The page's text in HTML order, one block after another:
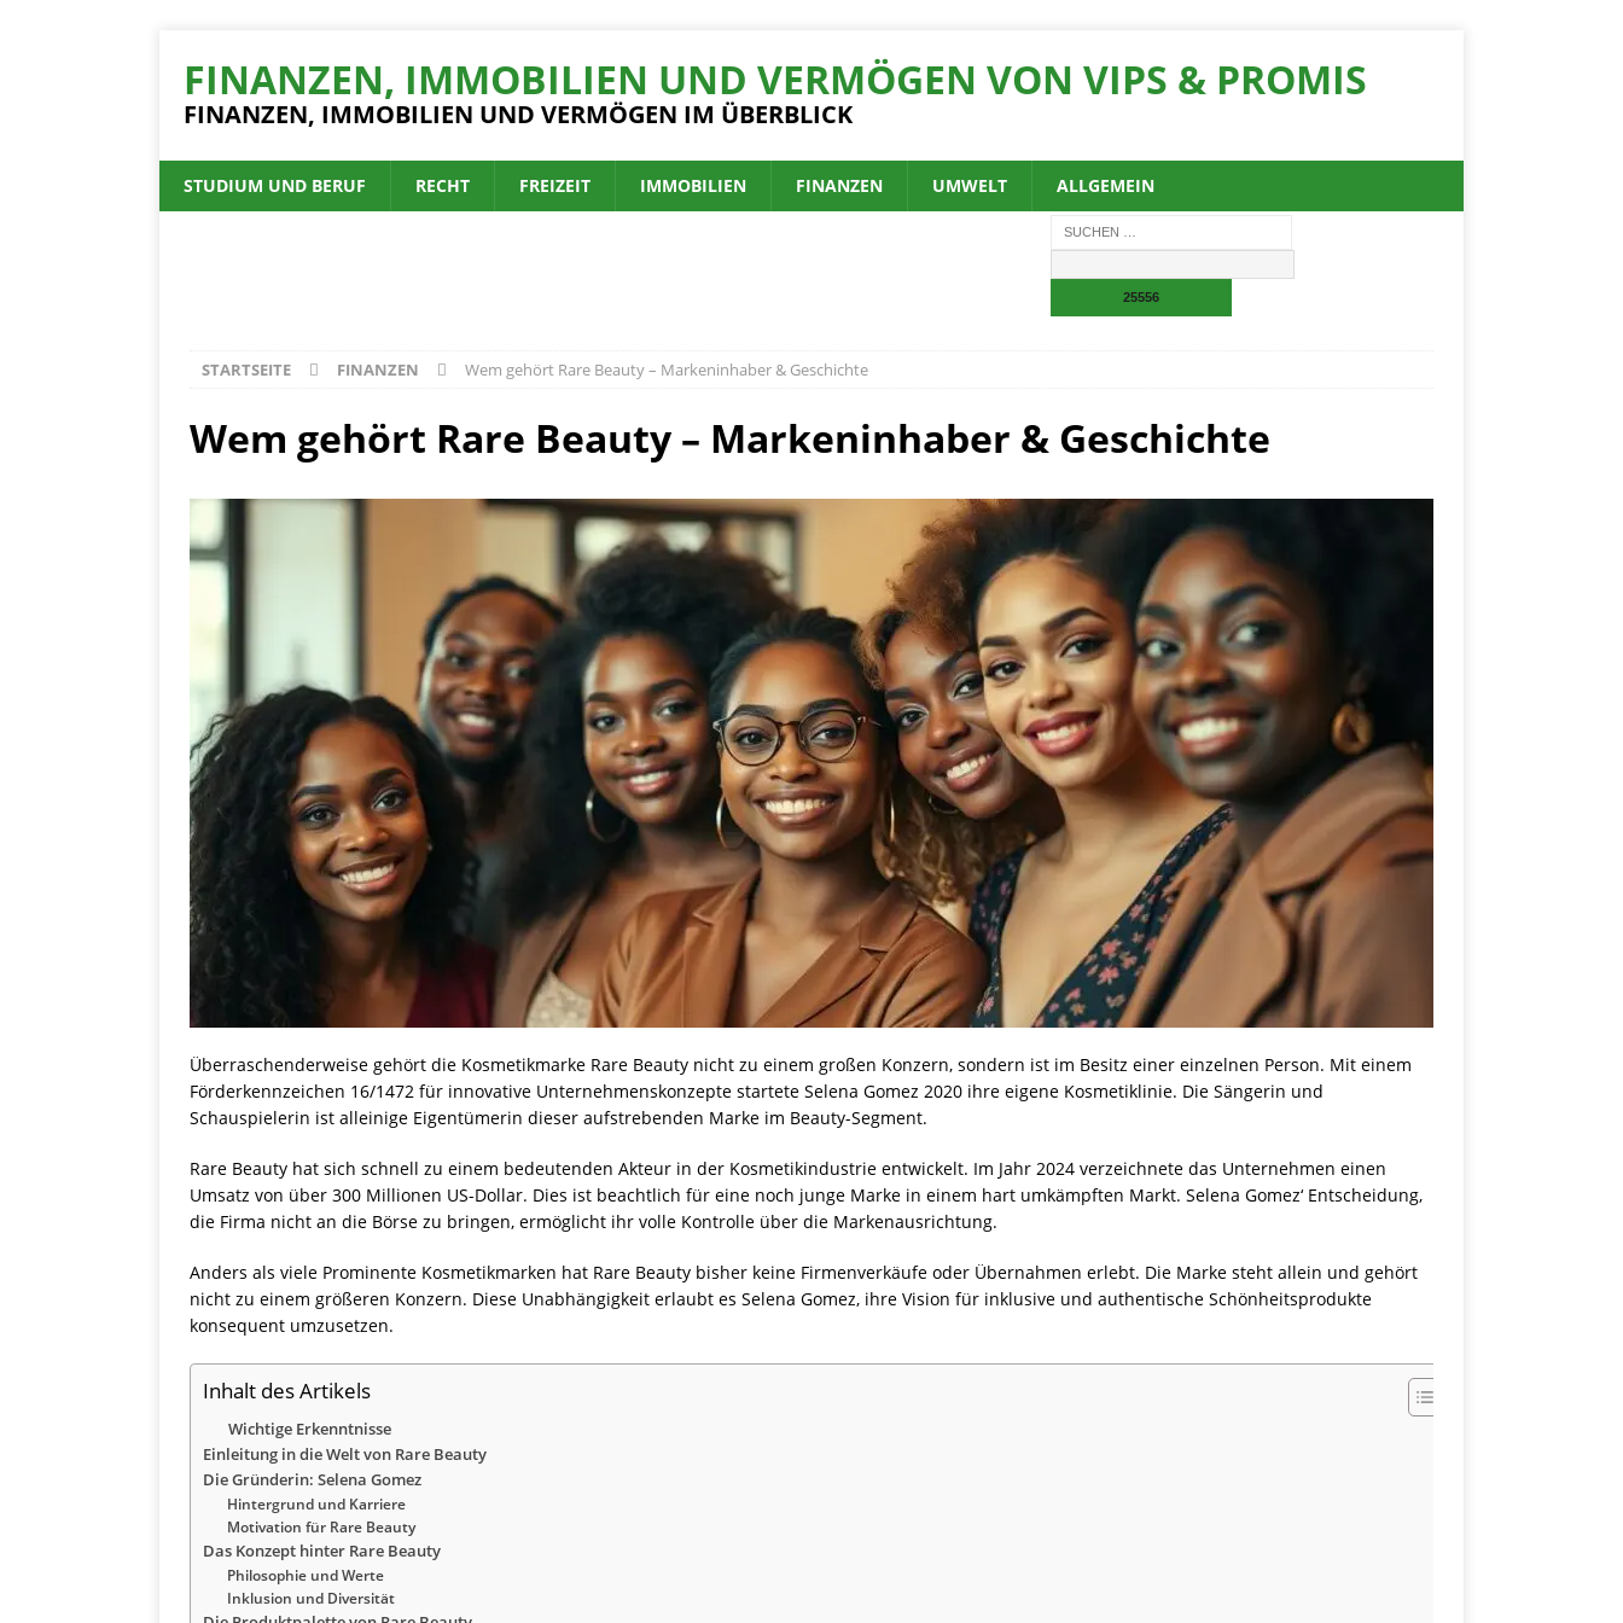
FINANZEN, IMMOBILIEN UND VERMÖGEN VON VIPS & PROMIS
FINANZEN, IMMOBILIEN UND VERMÖGEN IM ÜBERBLICK
STUDIUM UND BERUF RECHT FREIZEIT IMMOBILIEN FINANZEN UMWELT ALLGEMEIN
STARTSEITE FINANZEN Wem gehört Rare Beauty – Markeninhaber & Geschichte
Wem gehört Rare Beauty – Markeninhaber & Geschichte
Überraschenderweise gehört die Kosmetikmarke Rare Beauty nicht zu einem großen Konzern, sondern ist im Besitz einer einzelnen Person. Mit einem
Förderkennzeichen 16/1472 für innovative Unternehmenskonzepte startete Selena Gomez 2020 ihre eigene Kosmetiklinie. Die Sängerin und
Schauspielerin ist alleinige Eigentümerin dieser aufstrebenden Marke im Beauty-Segment.
Rare Beauty hat sich schnell zu einem bedeutenden Akteur in der Kosmetikindustrie entwickelt. Im Jahr 2024 verzeichnete das Unternehmen einen
Umsatz von über 300 Millionen US-Dollar. Dies ist beachtlich für eine noch junge Marke in einem hart umkämpften Markt. Selena Gomez‘ Entscheidung,
die Firma nicht an die Börse zu bringen, ermöglicht ihr volle Kontrolle über die Markenausrichtung.
Anders als viele Prominente Kosmetikmarken hat Rare Beauty bisher keine Firmenverkäufe oder Übernahmen erlebt. Die Marke steht allein und gehört
nicht zu einem größeren Konzern. Diese Unabhängigkeit erlaubt es Selena Gomez, ihre Vision für inklusive und authentische Schönheitsprodukte
konsequent umzusetzen.
Inhalt des Artikels
Wichtige Erkenntnisse
Einleitung in die Welt von Rare Beauty
Die Gründerin: Selena Gomez
Hintergrund und Karriere
Motivation für Rare Beauty
Das Konzept hinter Rare Beauty
Philosophie und Werte
Inklusion und Diversität